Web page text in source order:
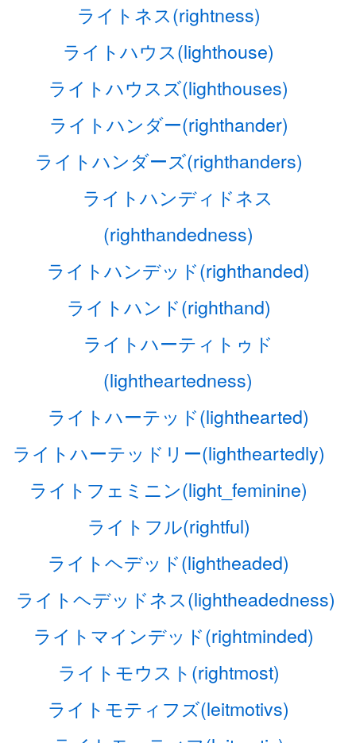
ライトネス(rightness)
ライトハウス(lighthouse)
ライトハウスズ(lighthouses)
ライトハンダー(righthander)
ライトハンダーズ(righthanders)
ライトハンディドネス
(righthandedness)
ライトハンデッド(righthanded)
ライトハンド(righthand)
ライトハーティトゥド
(lightheartedness)
ライトハーテッド(lighthearted)
ライトハーテッドリー(lightheartedly)
ライトフェミニン(light_feminine)
ライトフル(rightful)
ライトヘデッド(lightheaded)
ライトヘデッドネス(lightheadedness)
ライトマインデッド(rightminded)
ライトモウスト(rightmost)
ライトモティフズ(leitmotivs)